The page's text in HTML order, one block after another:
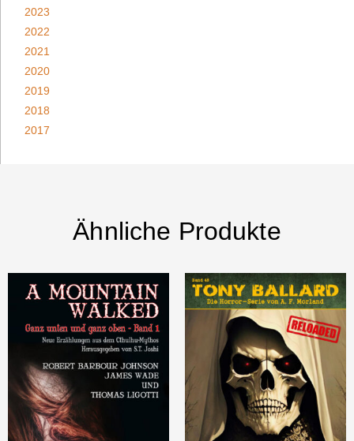
2023
2022
2021
2020
2019
2018
2017
Ähnliche Produkte